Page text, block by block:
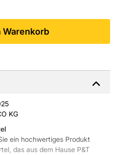
Warenkorb
KG
ein hochwertiges Produkt
das aus dem Hause P&T